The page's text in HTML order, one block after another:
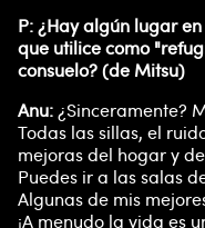
P: ¿Hay algún lugar
que utilice como
consuelo? (de Mitsu)
Anu:¿Sinceramente?
Todas las sillas, el
mejoras del hogar y
Puedes ir a las salas
Algunas de mis
¡A menudo la vida es